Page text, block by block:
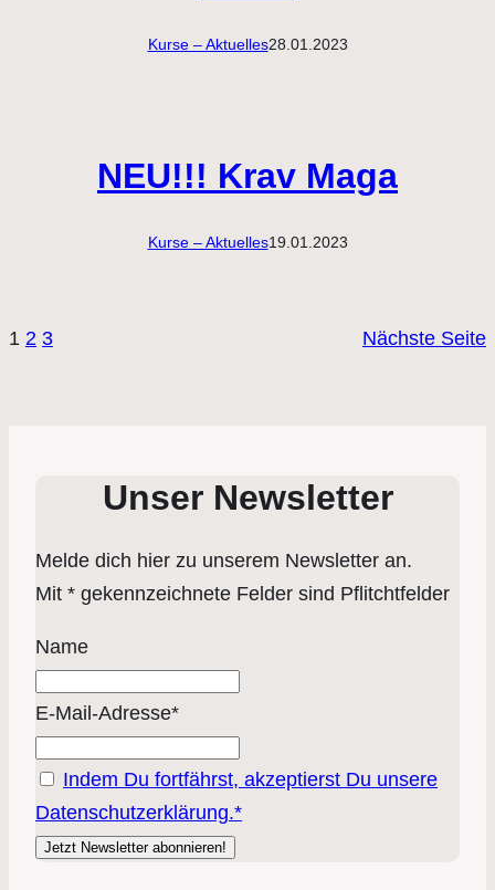
Kurse – Aktuelles28.01.2023
NEU!!! Krav Maga
Kurse – Aktuelles19.01.2023
1 2 3 Nächste Seite
Unser Newsletter
Melde dich hier zu unserem Newsletter an.
Mit * gekennzeichnete Felder sind Pflitchtfelder
Name
E-Mail-Adresse*
Indem Du fortfährst, akzeptierst Du unsere
Datenschutzerklärung.*